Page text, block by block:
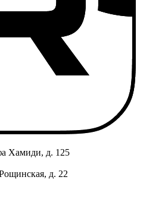
Хамиди, д. 125
д. 22